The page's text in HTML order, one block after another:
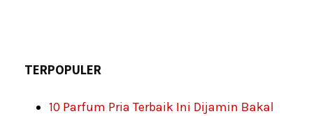
TERPOPULER
10 Parfum Pria Terbaik Ini Dijamin Bakal